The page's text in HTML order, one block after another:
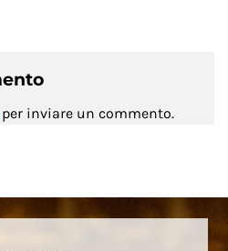
per inviare un commento.